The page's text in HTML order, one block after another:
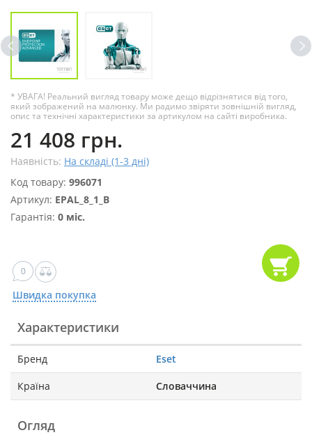
* УВАГА! Реальний вигляд товару може дещо відрізнятися від того,
який зображений на малюнку. Ми радимо звіряти зовнішній вигляд,
опис та технічні характеристики за артикулом на сайті виробника.
21 408 грн.
Наявність: На складі (1-3 дні)
Код товару: 996071
Артикул: EPAL_8_1_B
Гарантія: 0 міс.
0
Швидка покупка
Характеристики
Бренд Eset
Країна Словаччина
Огляд